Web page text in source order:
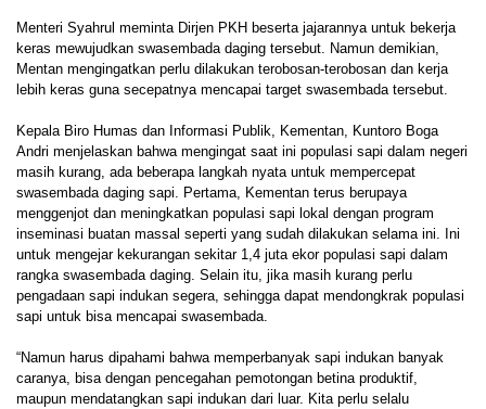
Menteri Syahrul meminta Dirjen PKH beserta jajarannya untuk bekerja
keras mewujudkan swasembada daging tersebut. Namun demikian,
Mentan mengingatkan perlu dilakukan terobosan-terobosan dan kerja
lebih keras guna secepatnya mencapai target swasembada tersebut.
Kepala Biro Humas dan Informasi Publik, Kementan, Kuntoro Boga
Andri menjelaskan bahwa mengingat saat ini populasi sapi dalam negeri
masih kurang, ada beberapa langkah nyata untuk mempercepat
swasembada daging sapi. Pertama, Kementan terus berupaya
menggenjot dan meningkatkan populasi sapi lokal dengan program
inseminasi buatan massal seperti yang sudah dilakukan selama ini. Ini
untuk mengejar kekurangan sekitar 1,4 juta ekor populasi sapi dalam
rangka swasembada daging. Selain itu, jika masih kurang perlu
pengadaan sapi indukan segera, sehingga dapat mendongkrak populasi
sapi untuk bisa mencapai swasembada.
“Namun harus dipahami bahwa memperbanyak sapi indukan banyak
caranya, bisa dengan pencegahan pemotongan betina produktif,
maupun mendatangkan sapi indukan dari luar. Kita perlu selalu